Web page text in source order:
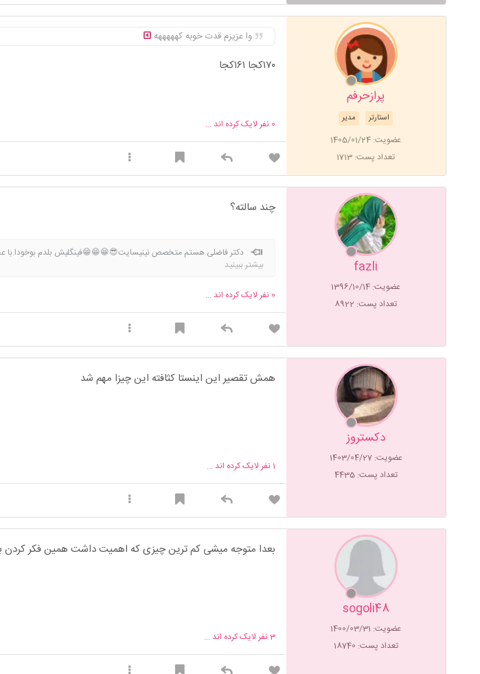
پرازحرفم
مدیر استارتر
عضویت: 1405/01/24
تعداد پست: 1713
وا عزیزم قدت خوبه کهههههه
۱۷۰کجا ۱۶۱کجا
0 نفر لایک کرده اند ...
fazli
عضویت: 1396/10/14
تعداد پست: 8922
چند سالته؟
(با تشکر از دوست خوبم دکتر فری بابت یادآوری غلط تایپی😄🌹) ***یه روزی به
بیشتر ببینید
0 نفر لایک کرده اند ...
دکستروز
عضویت: 1403/04/27
تعداد پست: 4435
همش تقصیر این اینستا کثافته این چیزا مهم شد
1نفر لایک کرده اند ...
sogoli48
عضویت: 1400/03/31
تعداد پست: 18740
بعدا متوجه میشی کم ترین چیزی که اهمیت داشت همین فکر کردن
3نفر لایک کرده اند ...